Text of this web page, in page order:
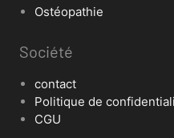
Ostéopathie
Société
contact
Politique de
CGU